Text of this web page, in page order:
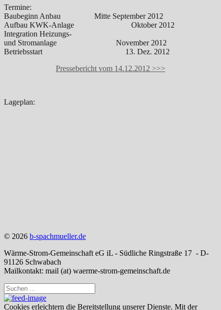
Termine:
Baubeginn Anbau Mitte September 2012
Aufbau KWK-Anlage Oktober 2012
Integration Heizungs-
und Stromanlage November 2012
Betriebsstart 13. Dez. 2012
Pressebericht vom 14.12.2012 >>>
Lageplan:
© 2026 b-spachmueller.de
Wärme-Strom-Gemeinschaft eG iL - Südliche Ringstraße 17 - D-
91126 Schwabach
Mailkontakt: mail (at) waerme-strom-gemeinschaft.de
Cookies erleichtern die Bereitstellung unserer Dienste. Mit der